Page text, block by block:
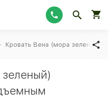
Кровать Вена (мора зеленый)